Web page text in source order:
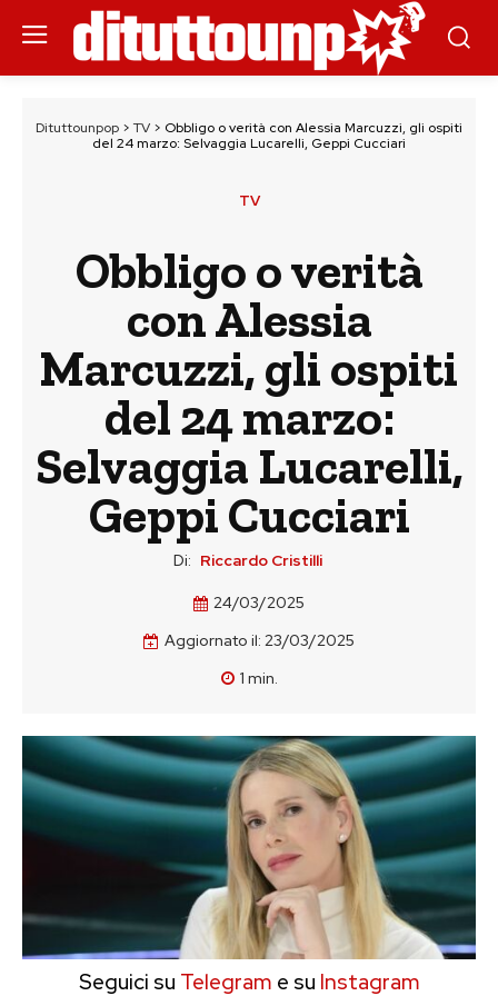
Dituttounpop > TV > Obbligo o verità con Alessia Marcuzzi, gli ospiti
del 24 marzo: Selvaggia Lucarelli, Geppi Cucciari
TV
Obbligo o verità
con Alessia
Marcuzzi, gli ospiti
del 24 marzo:
Selvaggia Lucarelli,
Geppi Cucciari
Di: Riccardo Cristilli
24/03/2025
Aggiornato il: 23/03/2025
1 min.
Seguici su Telegram e su Instagram